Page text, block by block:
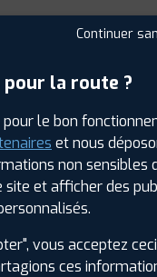
C C
C C
Continuer
pour la route ?
le bon
et nous
non sensibles
et afficher des
vous acceptez
ces